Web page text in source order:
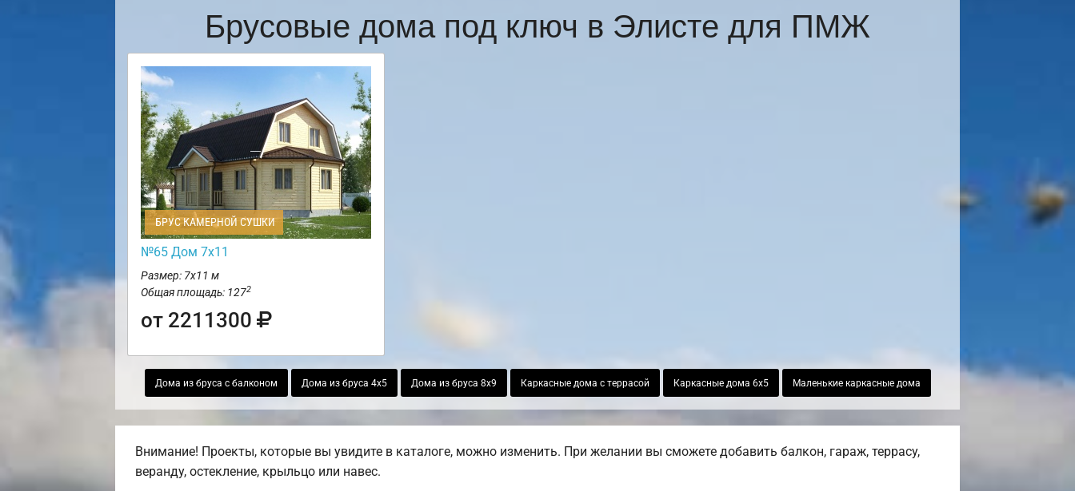
Брусовые дома под ключ в Элисте для ПМЖ
БРУС КАМЕРНОЙ СУШКИ
№65 Дом 7х11
Размер: 7х11 м
Общая площадь: 1272
от 2211300
Дома из бруса с балконом Дома из бруса 4х5 Дома из бруса 8х9 Каркасные дома с террасой Каркасные дома 6х5 Маленькие каркасные дома
Внимание! Проекты, которые вы увидите в каталоге, можно изменить. При желании вы сможете добавить балкон, гараж, террасу,
веранду, остекление, крыльцо или навес.